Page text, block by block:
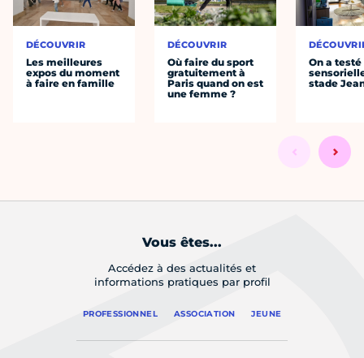
DÉCOUVRIR
Les meilleures
expos du moment
à faire en famille
DÉCOUVRIR
Où faire du sport
gratuitement à
Paris quand on est
une femme ?
On a
stade
Vous êtes...
Accédez à des actualités et
informations pratiques par profil
PROFESSIONNEL ASSOCIATION JEUNE